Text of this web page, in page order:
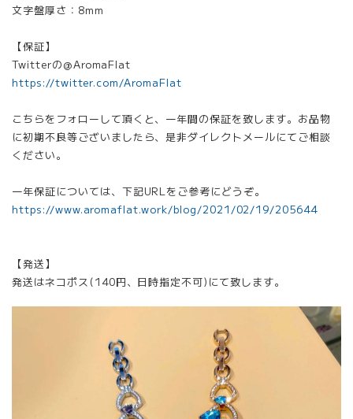
文字盤厚さ：8mm
【保証】
Twitterの@AromaFlat
https://twitter.com/AromaFlat
こちらをフォローして頂くと、一年間の保証を致します。お品物
に初期不良等ございましたら、是非ダイレクトメールにてご相談
ください。
一年保証については、下記URLをご参考にどうぞ。
https://www.aromaflat.work/blog/2021/02/19/205644
【発送】
発送はネコポス(140円、日時指定不可)にて致します。